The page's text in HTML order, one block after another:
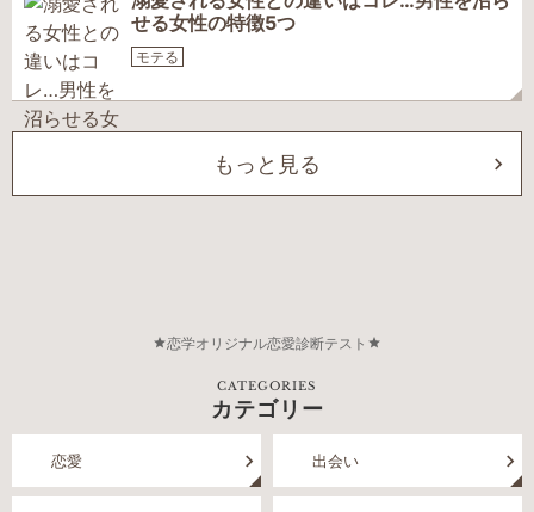
せる女性の特徴5つ
モテる
もっと見る
恋学オリジナル恋愛診断テスト
CATEGORIES
カテゴリー
恋愛 出会い